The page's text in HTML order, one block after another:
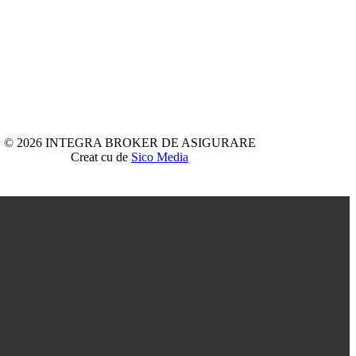
© 2026 INTEGRA BROKER DE ASIGURARE
Creat cu de Sico Media